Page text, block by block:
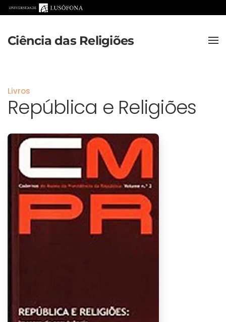
Ciência das Religiões
Livros
República e Religiões